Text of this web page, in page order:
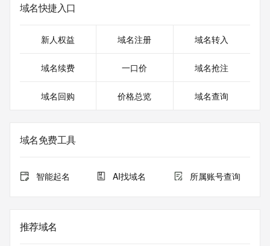
域名快捷入口
新人权益 域名注册 域名转入
域名续费 一口价 域名抢注
域名回购 价格总览 域名查询
域名免费工具
智能起名 AI找域名 所属账号查询
推荐域名